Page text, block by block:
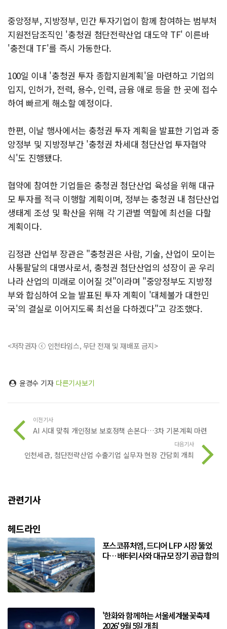
중앙정부, 지방정부, 민간 투자기업이 함께 참여하는 범부처
지원전담조직인 '충청권 첨단전략산업 대도약 TF' 이른바
'충전대 TF'를 즉시 가동한다.
100일 이내 '충청권 투자 종합지원계획'을 마련하고 기업의
입지, 인허가, 전력, 용수, 인력, 금융 애로 등을 한 곳에 접수
하여 빠르게 해소할 예정이다.
한편, 이날 행사에서는 충청권 투자 계획을 발표한 기업과 중
앙정부 및 지방정부간 '충청권 차세대 첨단산업 투자협약
식'도 진행됐다.
협약에 참여한 기업들은 충청권 첨단산업 육성을 위해 대규
모 투자를 적극 이행할 계획이며, 정부는 충청권 내 첨단산업
생태계 조성 및 확산을 위해 각 기관별 역할에 최선을 다할
계획이다.
김정관 산업부 장관은 "충청권은 사람, 기술, 산업이 모이는
사통팔달의 대명사로서, 충청권 첨단산업의 성장이 곧 우리
나라 산업의 미래로 이어질 것"이라며 "중앙정부도 지방정
부와 합심하여 오늘 발표된 투자 계획이 '대체불가 대한민
국'의 결실로 이어지도록 최선을 다하겠다"고 강조했다.
<저작권자 ⓒ 인천타임스, 무단 전재 및 재배포 금지>
윤경수 기자 다른기사보기
이전기사
AI 시대 맞춰 개인정보 보호정책 손본다…3차 기본계획 마련
다음기사
인천세관, 첨단전략산업 수출기업 실무자 현장 간담회 개최
관련기사
헤드라인
포스코퓨처엠, 드디어 LFP 시장 뚫었
다… 배터리사와 대규모 장기 공급 합의
'한화와 함께하는 서울세계불꽃축제
2026' 9월 5일 개최